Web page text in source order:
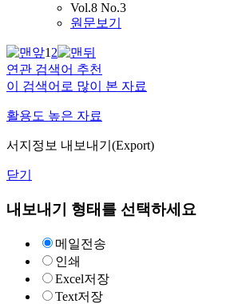
Vol.8 No.3
원문보기
12
연관 검색어 추천
이 검색어로 많이 본 자료
활용도 높은 자료
서지정보 내보내기(Export)
닫기
내보내기 형태를 선택하세요
메일전송
인쇄
Excel저장
Text저장